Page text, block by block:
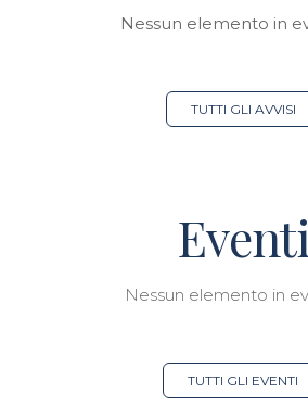
Nessun elemento in
TUTTI GLI AVVISI
Eventi
Nessun elemento in
TUTTI GLI EVENTI